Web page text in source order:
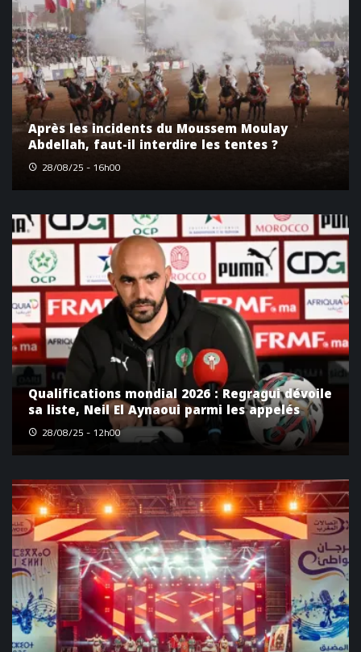
Après les incidents du Moussem Moulay
Abdellah, faut-il interdire les tentes ?
28/08/25 - 16h00
Qualifications mondial 2026 : Regragui dévoile
sa liste, Neil El Aynaoui parmi les appelés
28/08/25 - 12h00